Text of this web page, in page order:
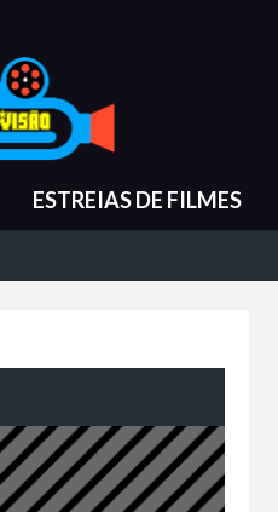
ESTREIAS DE FILMES